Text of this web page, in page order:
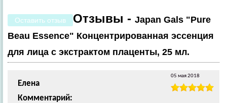
Оставить отзыв Отзывы - Japan Gals "Pure
Beau Essence" Концентрированная эссенция
для лица с экстрактом плаценты, 25 мл.
Елена
Комментарий:
05 мая 2018